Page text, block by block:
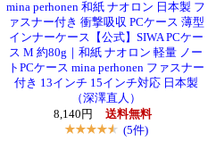
mina perhonen 和紙 ナオロン 日本製 フ
ァスナー付き 衝撃吸収 PCケース 薄型
インナーケース【公式】SIWA PCケー
ス M 約80g｜和紙 ナオロン 軽量 ノー
トPCケース mina perhonen ファスナー
付き 13インチ 15インチ対応 日本製
（深澤直人）
8,140円
送料無料
(5件)